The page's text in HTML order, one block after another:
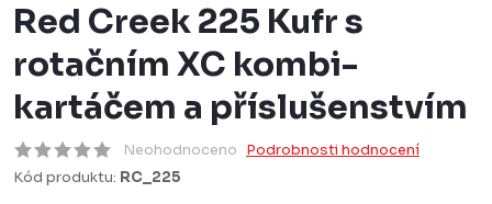
Red Creek 225 Kufr s
rotačním XC kombi-
kartáčem a příslušenstvím
Neohodnoceno Podrobnosti hodnocení
Kód produktu: RC_225